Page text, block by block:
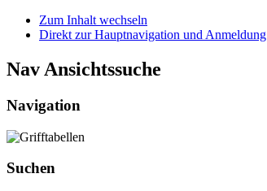
Zum Inhalt wechseln
Direkt zur Hauptnavigation und Anmeldung
Nav Ansichtssuche
Navigation
Suchen